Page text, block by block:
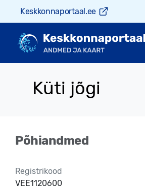
Keskkonnaportaal.ee
Küti jõgi
Põhiandmed
Registrikood
VEE1120600